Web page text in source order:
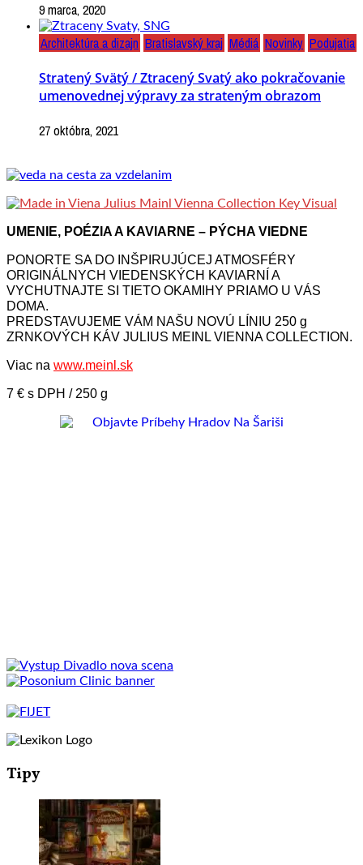
9 marca, 2020
Architektúra a dizajn Bratislavský kraj Médiá Novinky Podujatia
Stratený Svätý / Ztracený Svatý ako pokračovanie
umenovednej výpravy za strateným obrazom
27 októbra, 2021
UMENIE, POÉZIA A KAVIARNE – PÝCHA VIEDNE
PONORTE SA DO INŠPIRUJÚCEJ ATMOSFÉRY
ORIGINÁLNYCH VIEDENSKÝCH KAVIARNÍ A
VYCHUTNAJTE SI TIETO OKAMIHY PRIAMO U VÁS
DOMA.
PREDSTAVUJEME VÁM NAŠU NOVÚ LÍNIU 250 g
ZRNKOVÝCH KÁV JULIUS MEINL VIENNA COLLECTION.
Viac na www.meinl.sk
7 € s DPH / 250 g
Tipy